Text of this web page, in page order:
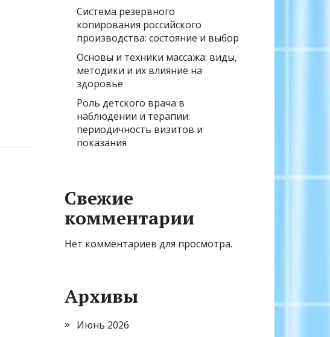
Система резервного
копирования российского
производства: состояние и выбор
Основы и техники массажа: виды,
методики и их влияние на
здоровье
Роль детского врача в
наблюдении и терапии:
периодичность визитов и
показания
Свежие
комментарии
Нет комментариев для просмотра.
Архивы
Июнь 2026